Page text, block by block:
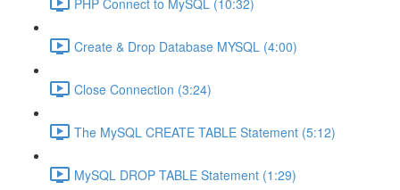
Create & Drop Database MYSQL (4:00)
Close Connection (3:24)
The MySQL CREATE TABLE Statement (5:12)
MySQL DROP TABLE Statement (1:29)